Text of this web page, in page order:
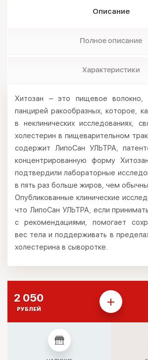
Описание
Полное описание
Характеристики
Хитозан – это пищевое волокно,
панцирей ракообразных, которое,
в неклинических исследованиях,
холестерин в пищеварительном
содержит ЛипоСан УЛЬТРА,
концентрированную форму
подтвердили лабораторные
в пять раз больше жиров, чем
Опубликованные клинические
что ЛипоСан УЛЬТРА, если
с рекомендациями, помогает
вес тела и поддерживать в
холестерина в сыворотке.
2 050
РУБЛЕЙ